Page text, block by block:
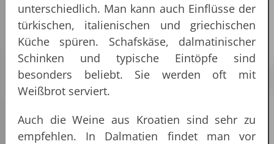
unterschiedlich. Man kann auch Einflüsse der
türkischen, italienischen und griechischen
Küche spüren. Schafskäse, dalmatinischer
Schinken und typische Eintöpfe sind
besonders beliebt. Sie werden oft mit
Weißbrot serviert.
Auch die Weine aus Kroatien sind sehr zu
empfehlen. In Dalmatien findet man vor